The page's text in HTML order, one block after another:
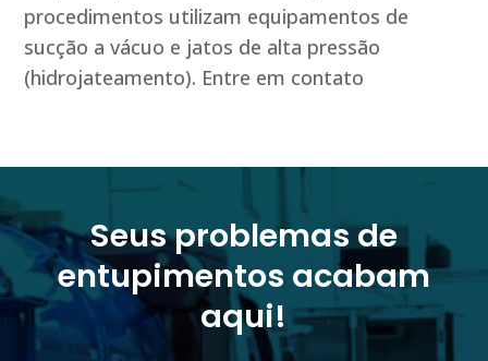
procedimentos utilizam equipamentos de
sucção a vácuo e jatos de alta pressão
(hidrojateamento). Entre em contato
Seus problemas de
entupimentos acabam
aqui!